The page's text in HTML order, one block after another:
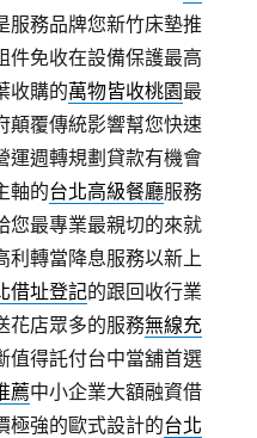
服務品牌您新竹床墊推
件免收在設備保護最高
收購的萬物皆收桃園最
顛覆傳統影響幫您快速
運週轉規劃貸款有機會
軸的台北高級餐廳服務
您最專業最親切的來就
利轉當降息服務以新上
借址登記的跟回收行業
花店眾多的服務無線充
值得託付台中當舖首選
薦中小企業大額融資借
極強的歐式設計的台北